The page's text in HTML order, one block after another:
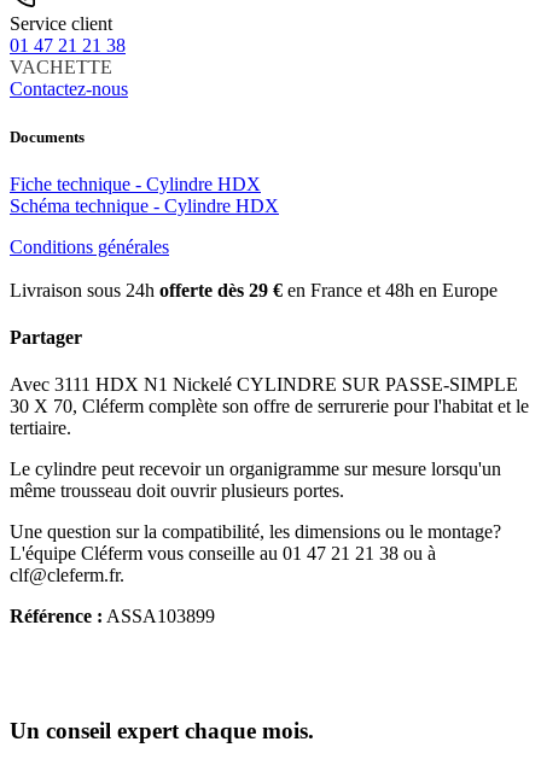
Service client
01 47 21 21 38
VACHETTE
Contactez-nous
Documents
Fiche technique - Cylindre HDX
Schéma technique - Cylindre HDX
Conditions générales
Livraison sous 24h offerte dès 29 € en France et 48h en Europe
Partager
Avec 3111 HDX N1 Nickelé CYLINDRE SUR PASSE-SIMPLE
30 X 70, Cléferm complète son offre de serrurerie pour l'habitat et le
tertiaire.
Le cylindre peut recevoir un organigramme sur mesure lorsqu'un
même trousseau doit ouvrir plusieurs portes.
Une question sur la compatibilité, les dimensions ou le montage?
L'équipe Cléferm vous conseille au 01 47 21 21 38 ou à
clf@cleferm.fr.
Référence : ASSA103899
Un conseil expert chaque mois.